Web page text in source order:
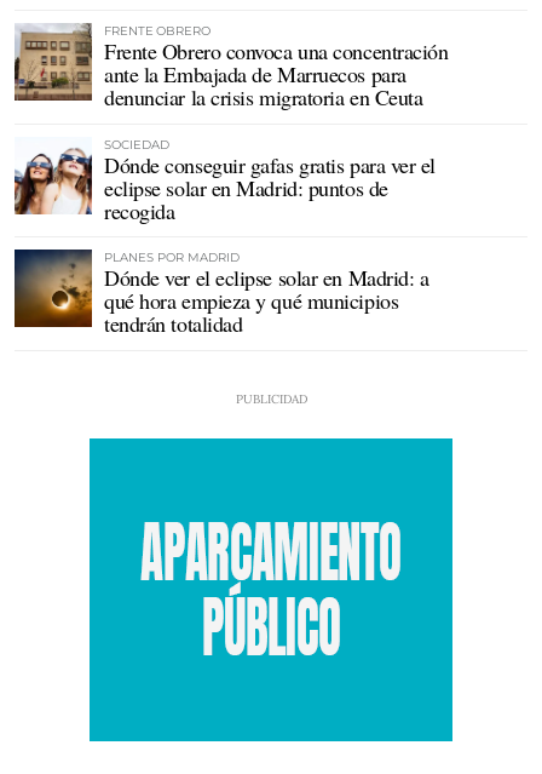
FRENTE OBRERO
Frente Obrero convoca una concentración
ante la Embajada de Marruecos para
denunciar la crisis migratoria en Ceuta
SOCIEDAD
Dónde conseguir gafas gratis para ver el
eclipse solar en Madrid: puntos de
recogida
PLANES POR MADRID
Dónde ver el eclipse solar en Madrid: a
qué hora empieza y qué municipios
tendrán totalidad